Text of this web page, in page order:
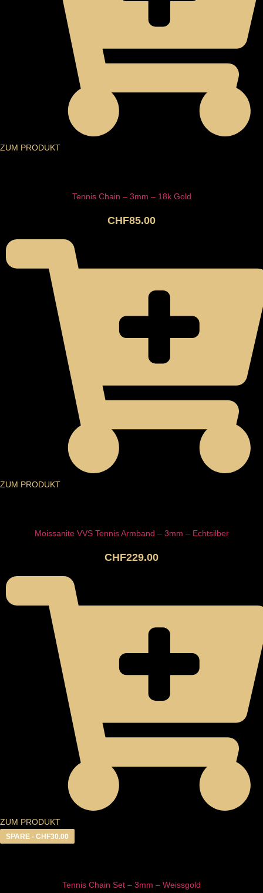
ZUM PRODUKT
Tennis Chain – 3mm – 18k Gold
CHF85.00
ZUM PRODUKT
Moissanite VVS Tennis Armband – 3mm – Echtsilber
CHF229.00
ZUM PRODUKT
SPARE - CHF30.00
Tennis Chain Set – 3mm – Weissgold